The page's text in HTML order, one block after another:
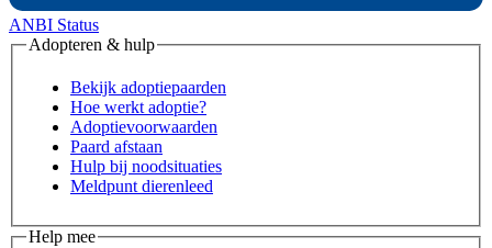
ANBI Status
Adopteren & hulp
Bekijk adoptiepaarden
Hoe werkt adoptie?
Adoptievoorwaarden
Paard afstaan
Hulp bij noodsituaties
Meldpunt dierenleed
Help mee